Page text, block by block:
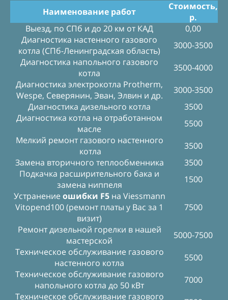
Наименование работ
Стоимость,
р.
Выезд, по СПб и до 20 км от КАД
0,00
Диагностика настенного газового
котла (СПб-Ленинградская область)
3000-3500
Диагностика напольного газового
котла
3500-4000
Диагностика электрокотла Protherm,
Wespe, Северянин, Эван, Элвин и др.
3000-3500
Диагностика дизельного котла
3500
Диагностика котла на отработанном
масле
5500
Мелкий ремонт газового настенного
котла
3500
Замена вторичного теплообменника
3500
Подкачка расширительного бака и
замена ниппеля
1500
Устранение ошибки F5на Viessmann
Vitopend100 (ремонт платы у Вас за 1
визит)
7500
Ремонт дизельной горелки в нашей
мастерской
5000-7500
Техническое обслуживание газового
настенного котла
5500
Техническое обслуживание газового
напольного котла до 50 кВт
7000
Техническое обслуживание газового